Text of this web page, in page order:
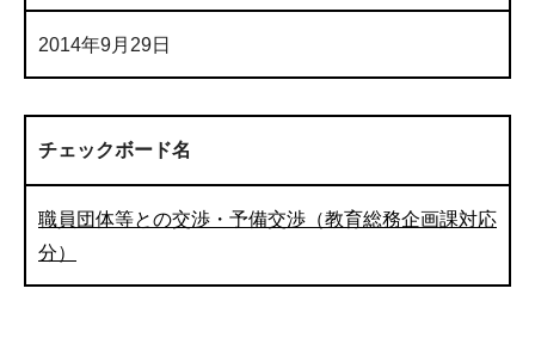
2014年9月29日
チェックボード名
職員団体等との交渉・予備交渉（教育総務企画課対応
分）